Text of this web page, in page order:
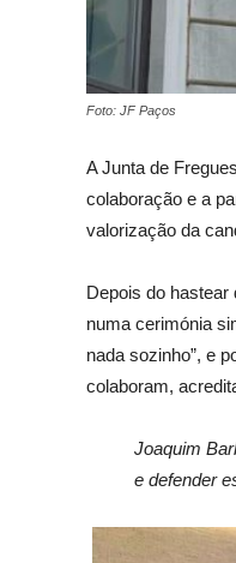
Foto: JF Paços
A Junta de
colaboração e a
valorização da
Depois do hastear
numa cerimónia
nada sozinho”, e
colaboram,
Joaquim
e defender